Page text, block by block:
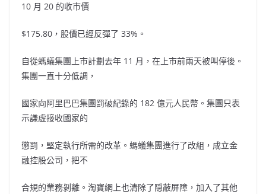
10 月 20 的收市價
$175.80，股價已經反彈了 33%。
自從螞蟻集團上市計劃去年 11 月，在上市前兩天被叫停後。
集團一直十分低調，
國家向阿里巴巴集團罰破紀錄的 182 億元人民幣。集團只表
示謙虛接收國家的
懲罰，堅定執行所需的改革。螞蟻集團進行了改組，成立金
融控股公司，把不
合規的業務剝離。淘寶網上也清除了隠蔽屏障，加入了其他